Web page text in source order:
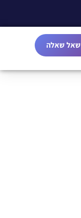
שאל שאלה